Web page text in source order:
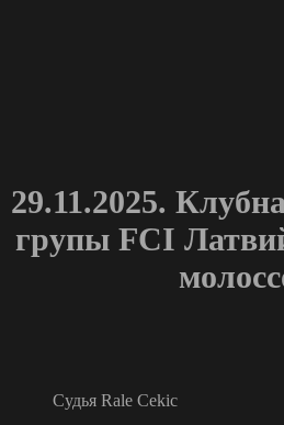
29.11.2025.
групы FCI
Судья Rale Cekic